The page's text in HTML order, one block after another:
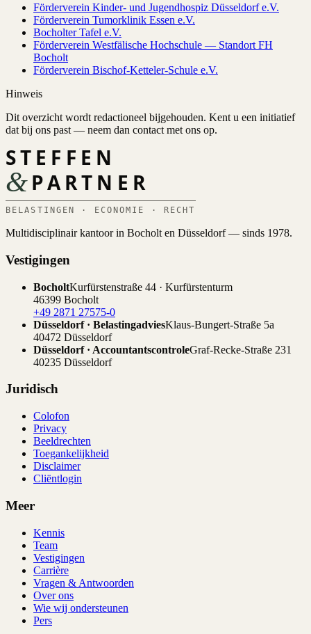
Förderverein Kinder- und Jugendhospiz Düsseldorf e.V.
Förderverein Tumorklinik Essen e.V.
Bocholter Tafel e.V.
Förderverein Westfälische Hochschule — Standort FH
Bocholt
Förderverein Bischof-Ketteler-Schule e.V.
Hinweis
Dit overzicht wordt redactioneel bijgehouden. Kent u een initiatief
dat bij ons past — neem dan contact met ons op.
STEFFEN
&PARTNER
BELASTINGEN · ECONOMIE · RECHT
Multidisciplinair kantoor in Bocholt en Düsseldorf — sinds 1978.
Vestigingen
BocholtKurfürstenstraße 44 · Kurfürstenturm
46399 Bocholt
+49 2871 27575-0
Düsseldorf · BelastingadviesKlaus-Bungert-Straße 5a
40472 Düsseldorf
Düsseldorf · AccountantscontroleGraf-Recke-Straße 231
40235 Düsseldorf
Juridisch
Colofon
Privacy
Beeldrechten
Toegankelijkheid
Disclaimer
Cliëntlogin
Meer
Kennis
Team
Vestigingen
Carrière
Vragen & Antwoorden
Over ons
Wie wij ondersteunen
Pers